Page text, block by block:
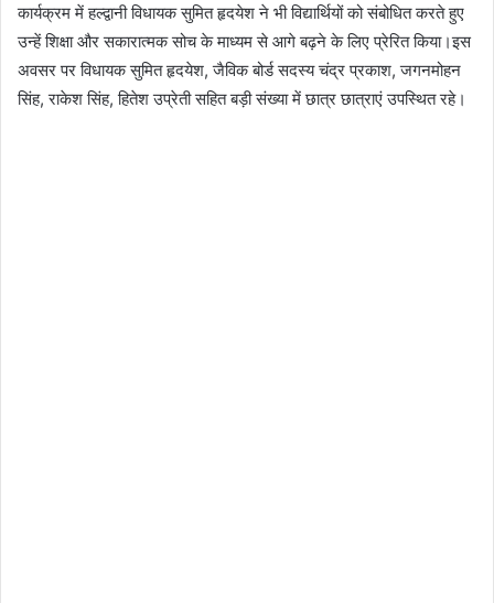
कार्यक्रम में हल्द्वानी विधायक सुमित हृदयेश ने भी विद्यार्थियों को संबोधित करते हुए
उन्हें शिक्षा और सकारात्मक सोच के माध्यम से आगे बढ़ने के लिए प्रेरित किया।इस
अवसर पर विधायक सुमित हृदयेश, जैविक बोर्ड सदस्य चंद्र प्रकाश, जगनमोहन
सिंह, राकेश सिंह, हितेश उप्रेती सहित बड़ी संख्या में छात्र छात्राएं उपस्थित रहे।